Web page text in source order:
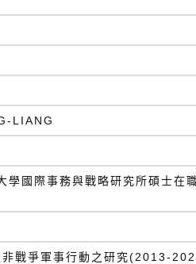
LIANG
國際事務與戰略研究所碩士在
戰爭軍事行動之研究(2013-